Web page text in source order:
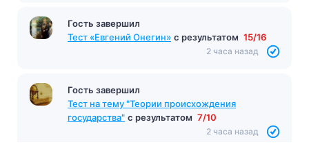
Гость завершил
Тест «Евгений Онегин» с результатом 15/16
2 часа назад
Гость завершил
Тест на тему "Теории происхождения
государства" с результатом 7/10
2 часа назад